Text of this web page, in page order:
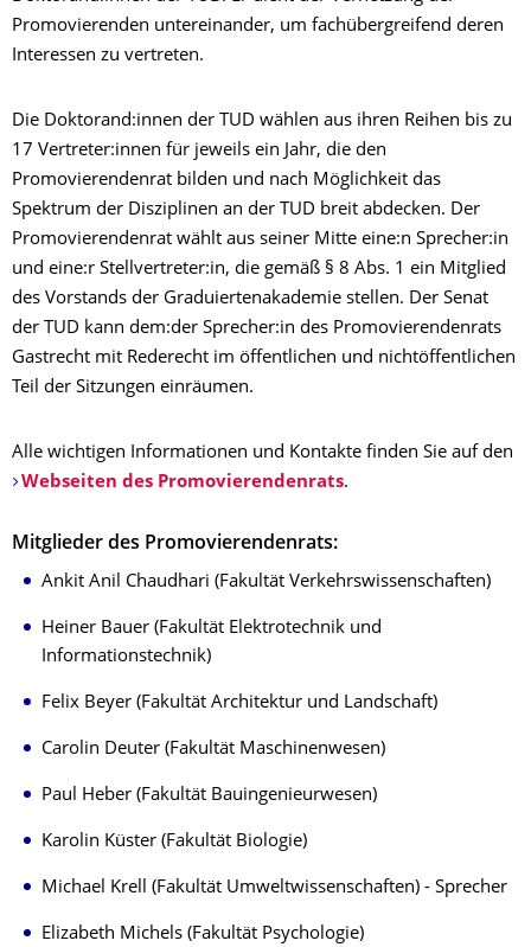
Promovierenden untereinander, um fachübergreifend deren
Interessen zu vertreten.
Die Doktorand:innen der TUD wählen aus ihren Reihen bis zu
17 Vertreter:innen für jeweils ein Jahr, die den
Promovierendenrat bilden und nach Möglichkeit das
Spektrum der Disziplinen an der TUD breit abdecken. Der
Promovierendenrat wählt aus seiner Mitte eine:n Sprecher:in
und eine:r Stellvertreter:in, die gemäß § 8 Abs. 1 ein Mitglied
des Vorstands der Graduiertenakademie stellen. Der Senat
der TUD kann dem:der Sprecher:in des Promovierendenrats
Gastrecht mit Rederecht im öffentlichen und nichtöffentlichen
Teil der Sitzungen einräumen.
Alle wichtigen Informationen und Kontakte finden Sie auf den
Webseiten des Promovierendenrats.
Mitglieder des Promovierendenrats:
Ankit Anil Chaudhari (Fakultät Verkehrswissenschaften)
Heiner Bauer (Fakultät Elektrotechnik und
Informationstechnik)
Felix Beyer (Fakultät Architektur und Landschaft)
Carolin Deuter (Fakultät Maschinenwesen)
Paul Heber (Fakultät Bauingenieurwesen)
Karolin Küster (Fakultät Biologie)
Michael Krell (Fakultät Umweltwissenschaften) - Sprecher
Elizabeth Michels (Fakultät Psychologie)